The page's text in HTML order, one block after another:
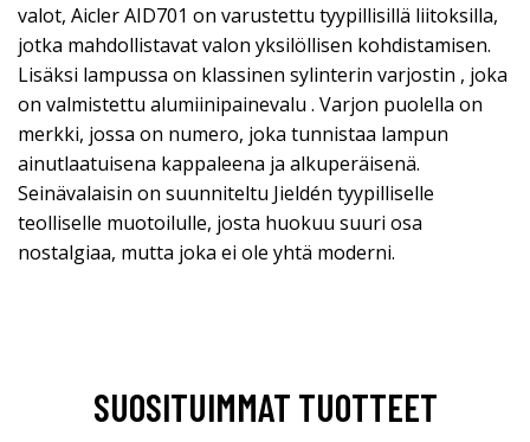
valot, Aicler AID701 on varustettu tyypillisillä liitoksilla,
jotka mahdollistavat valon yksilöllisen kohdistamisen.
Lisäksi lampussa on klassinen sylinterin varjostin , joka
on valmistettu alumiinipainevalu . Varjon puolella on
merkki, jossa on numero, joka tunnistaa lampun
ainutlaatuisena kappaleena ja alkuperäisenä.
Seinävalaisin on suunniteltu Jieldén tyypilliselle
teolliselle muotoilulle, josta huokuu suuri osa
nostalgiaa, mutta joka ei ole yhtä moderni.
SUOSITUIMMAT TUOTTEET